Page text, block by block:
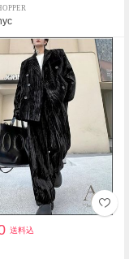
送料込